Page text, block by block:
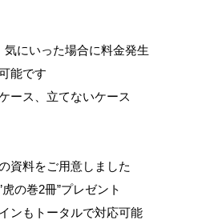
にいった場合に料金発生
能です
ース、立てないケース
資料をご用意しました
の巻2冊”プレゼント
ンもトータルで対応可能